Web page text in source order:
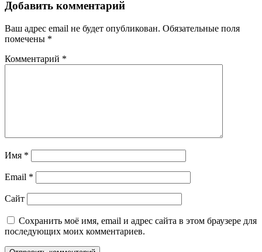
Добавить комментарий
Ваш адрес email не будет опубликован. Обязательные поля
помечены *
Комментарий *
Имя *
Email *
Сайт
Сохранить моё имя, email и адрес сайта в этом браузере для
последующих моих комментариев.